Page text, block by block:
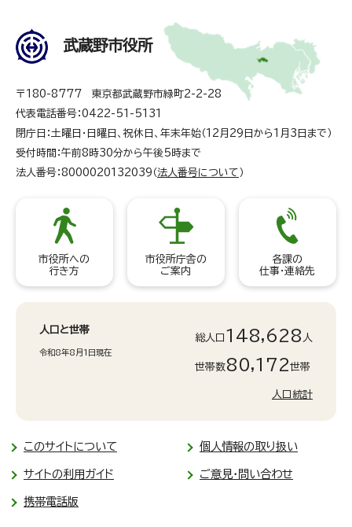
武蔵野市役所
〒180-8777 東京都武蔵野市緑町2-2-28
代表電話番号：0422-51-5131
閉庁日：土曜日・日曜日、祝休日、年末年始（12月29日から1月3日まで）
受付時間：午前8時30分から午後5時まで
法人番号：8000020132039（ 法人番号について ）
市役所への
行き方
市役所庁舎の
ご案内
各課の
仕事・連絡先
人口と世帯
令和8年8月1日現在
総人口 148,628 人
世帯数80,172世帯
人口統計
このサイトについて 個人情報の取り扱い
サイトの利用ガイド ご意見・問い合わせ
携帯電話版